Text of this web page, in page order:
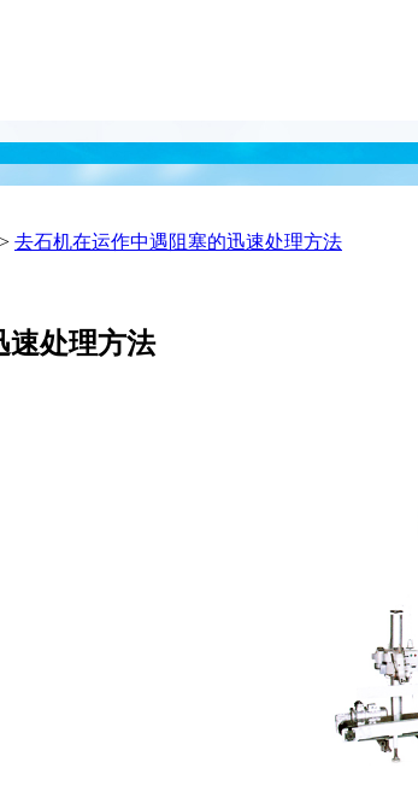
> 去石机在运作中遇阻塞的迅速处理方法
速处理方法